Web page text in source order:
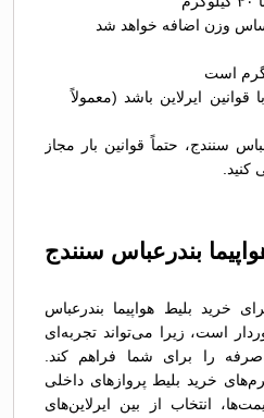
وزن اضافه خواهد شد
قوانین ایرلاین باشد (معمولاً
سنندج، حتماً قوانین بار مجاز
کنید.
بندرعباس سنندج
خرید بلیط هواپیما بندرعباس
است، زیرا می‌تواند تجربه‌ای
را برای شما فراهم کند.
خرید بلیط پروازهای داخلی
انتخاب از بین ایرلاین‌های